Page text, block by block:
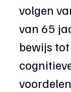
volgen
van 65
bewijs